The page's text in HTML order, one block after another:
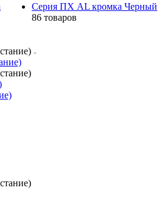
Серия ПХ AL кромка Черный
86 товаров